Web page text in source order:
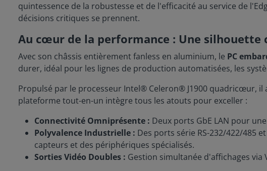
quintessence de la robustesse et de l'efficacité au service de
décisions critiques se prennent.
Au cœur de la performance : Une silhouette
Avec son châssis entièrement fanless en aluminium, le PC
durer, idéal pour les lignes de production automatisées, les
Propulsé par le processeur Intel® Celeron® J1900 quadricœur,
plateforme tout-en-un intègre tous les atouts pour exceller :
Connectivité Omniprésente : Deux ports GbE LAN pour
Polyvalence Industrielle : Des ports série RS-232/422/485
capteurs et des périphériques spécialisés.
Sorties Vidéo Doubles : Gestion simultanée d'affichages via